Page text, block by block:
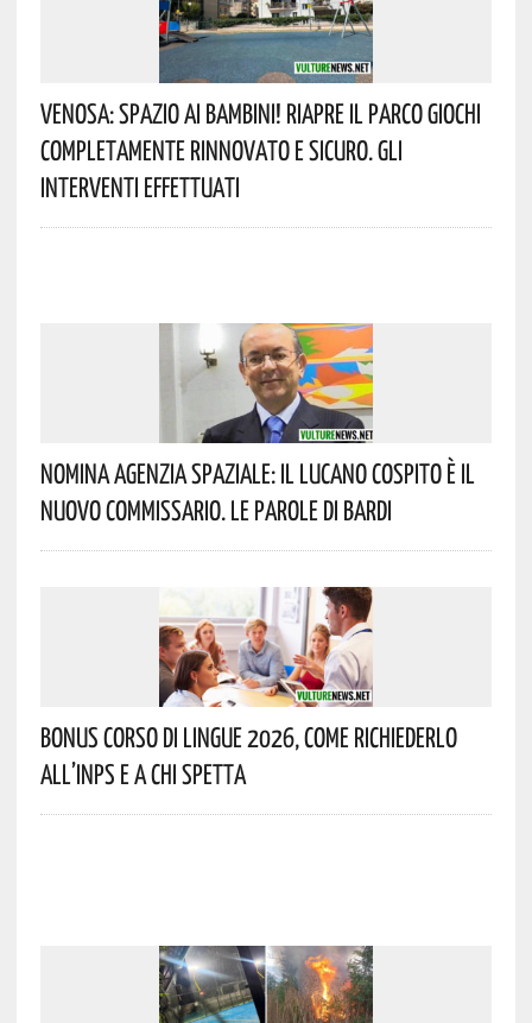
Venosa: Spazio Ai Bambini! Riapre Il Parco Giochi
Completamente Rinnovato E Sicuro. Gli
Interventi Effettuati
Nomina Agenzia Spaziale: Il Lucano Cospito È Il
Nuovo Commissario. Le Parole Di Bardi
Bonus Corso Di Lingue 2026, Come Richiederlo
All’INPS E A Chi Spetta